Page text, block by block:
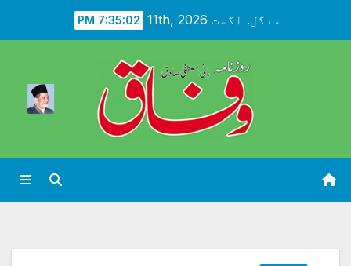
منگل. اگست 11th, 2026 7:35:04 PM